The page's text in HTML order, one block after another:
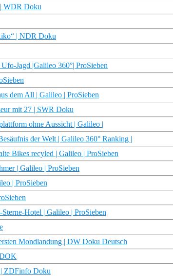
| WDR Doku
| NDR Doku
Jagd |Galileo 360°| ProSieben
dem All | Galileo | ProSieben
mit 27 | SWR Doku
ohne Aussicht | Galileo |
der Welt | Galileo 360° Ranking |
Bikes recyled | Galileo | ProSieben
| Galileo | ProSieben
| ProSieben
Hotel | Galileo | ProSieben
Mondlandung | DW Doku Deutsch
ZDFinfo Doku